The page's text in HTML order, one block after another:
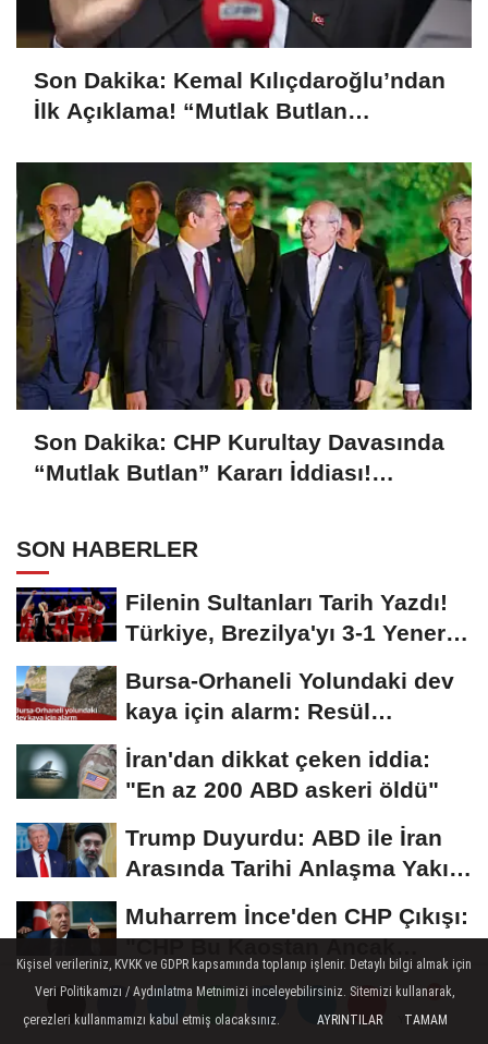
Yorumlar
Yorumlar
Yorumlar
Son Dakika: Kemal Kılıçdaroğlu’ndan
İlk Açıklama! “Mutlak Butlan
Son Dakika: CHP Kurultay Davasında
“Mutlak Butlan” Kararı İddiası!
SON HABERLER
Filenin Sultanları Tarih Yazdı!
Türkiye, Brezilya'yı 3-1 Yenerek
Bursa-Orhaneli Yolundaki dev
kaya için alarm: Resül
Kaplan'dan yetkililere...
İran'dan dikkat çeken iddia:
"En az 200 ABD askeri öldü"
Trump Duyurdu: ABD ile İran
Arasında Tarihi Anlaşma Yakın!
Muharrem İnce'den CHP Çıkışı:
"CHP Bu Kaostan Ancak
Üyelerle Genel...
Kişisel verileriniz, KVKK ve GDPR kapsamında toplanıp işlenir. Detaylı bilgi almak için
Veri Politikamızı / Aydınlatma Metnimizi inceleyebilirsiniz. Sitemizi kullanarak,
çerezleri kullanmamızı kabul etmiş olacaksınız.
AYRINTILAR TAMAM